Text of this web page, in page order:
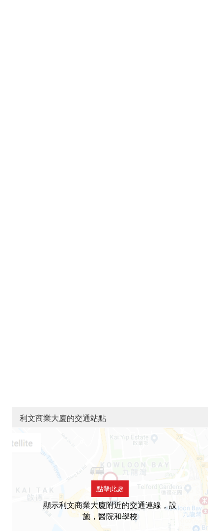
利文商業大廈的交通站點
點擊此處
顯示利文商業大廈附近的交通連線，設
施，醫院和學校